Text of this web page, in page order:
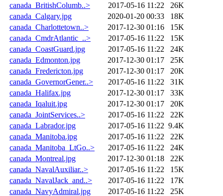
canada_BritishColumb..>
2017-05-16 11:22
26K
canada_Calgary.jpg
2020-01-20 00:33
18K
canada_Charlottetown..>
2017-12-30 01:16
15K
canada_CmdrAtlantic_..>
2017-05-16 11:22
15K
canada_CoastGuard.jpg
2017-05-16 11:22
24K
canada_Edmonton.jpg
2017-12-30 01:17
25K
canada_Fredericton.jpg
2017-12-30 01:17
20K
canada_GovernorGener..>
2017-05-16 11:22
31K
canada_Halifax.jpg
2017-12-30 01:17
33K
canada_Iqaluit.jpg
2017-12-30 01:17
20K
canada_JointServices..>
2017-05-16 11:22
22K
canada_Labrador.jpg
2017-05-16 11:22 9.4K
canada_Manitoba.jpg
2017-05-16 11:22
22K
canada_Manitoba_LtGo..>
2017-05-16 11:22
24K
canada_Montreal.jpg
2017-12-30 01:18
22K
canada_NavalAuxiliar..>
2017-05-16 11:22
15K
canada_NavalJack_and..>
2017-05-16 11:22
17K
canada_NavyAdmiral.jpg
2017-05-16 11:22
25K